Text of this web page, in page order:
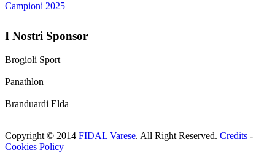
Campioni 2025
I Nostri Sponsor
Brogioli Sport
Panathlon
Branduardi Elda
Copyright © 2014 FIDAL Varese. All Right Reserved. Credits -
Cookies Policy